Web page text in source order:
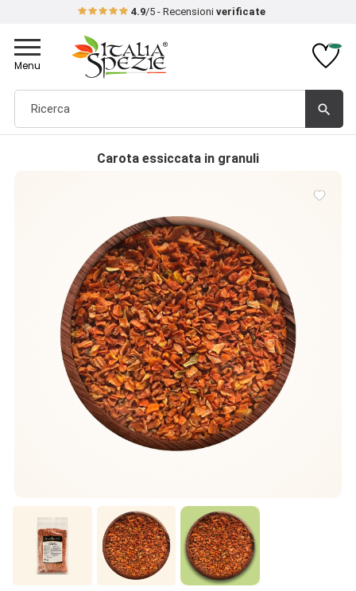
4.9/5 - Recensioni verificate
search
Toggle
navigation
Menu
Carota essiccata in granuli
